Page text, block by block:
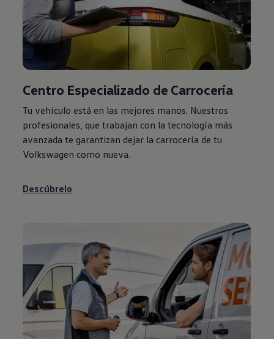
Centro Especializado de Carrocería
Tu vehículo está en las mejores manos. Nuestros
profesionales, que trabajan con la tecnología más
avanzada te garantizan dejar la carrocería de tu
Volkswagen como nueva.
Descúbrelo